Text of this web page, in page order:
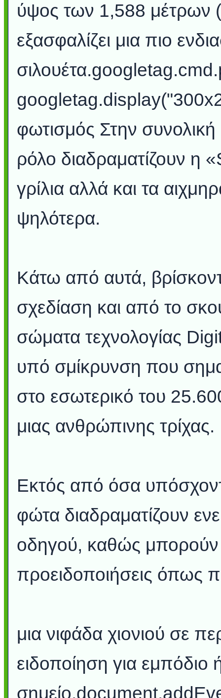
ύψος των 1,588 μέτρων
εξασφαλίζει μια πιο
φωτισμός Στην συνολική
ρόλο διαδραματίζουν η
γρίλια αλλά και τα
ψηλότερα.
Κάτω από αυτά,
σχεδίαση και από το
σώματα τεχνολογίας
υπό σμίκρυνση που
στο εσωτερικό του
μιας ανθρώπινης τρίχας.
Εκτός από όσα
φώτα διαδραματίζουν
οδηγού, καθώς
προειδοποιήσεις όπως
μια νιφάδα χιονιού σε
ειδοποίηση για